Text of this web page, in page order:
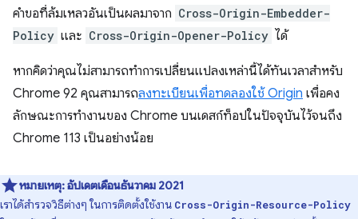
คำขอที่ล้มเหลวอันเป็นผลมาจาก Cross-Origin-Embedder-
Policy และ Cross-Origin-Opener-Policy ได้
หากคิดว่าคุณไม่สามารถทำการเปลี่ยนแปลงเหล่านี้ได้ทันเวลาสำหรับ
Chrome 92 คุณสามารถลงทะเบียนเพื่อทดลองใช้ Origin เพื่อคง
ลักษณะการทำงานของ Chrome บนเดสก์ท็อปในปัจจุบันไว้จนถึง
Chrome 113 เป็นอย่างน้อย
หมายเหตุ:อัปเดตเดือนธันวาคม 2021
เราได้สำรวจวิธีต่างๆ ในการติดตั้งใช้งาน Cross-Origin-Resource-Policy